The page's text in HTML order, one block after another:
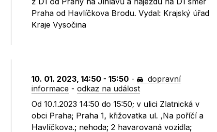
Praha od Havlíčkova Brodu. Vydal: Krajský úřad
Kraje Vysočina
10. 01. 2023, 14:50 - 15:50 -
dopravní
informace -odkaz na událost
Od 10.1.2023 14:50 do 15:50; v ulici Zlatnická v
obci Praha; Praha 1, křižovatka ul. ,Na poříčí a
Havlíčkova.; nehoda; 2 havarovaná vozidla;